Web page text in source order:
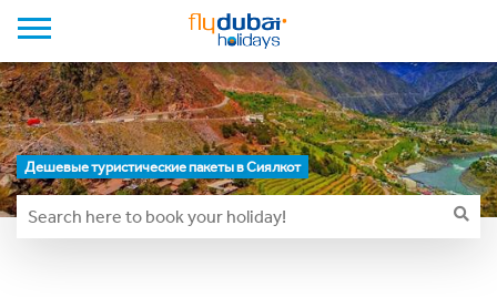
Дешевые туристические пакеты в Сиялкот